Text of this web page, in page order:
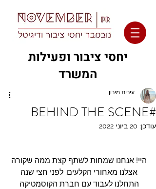
יחסי ציבור ופעילות
המשרד
#BEHIND THE SCENE
עירית מירון
עודכן: 20 ביוני 2022
היי! אנחנו שמחות לשתף קצת ממה שקורה
אצלנו מאחורי הקלעים. לפני חצי שנה
התחלנו לעבוד עם חברת הקוסמטיקה